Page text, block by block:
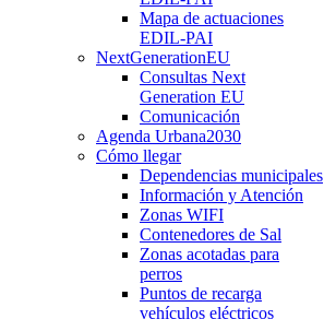
Mapa de actuaciones
EDIL-PAI
NextGenerationEU
Consultas Next
Generation EU
Comunicación
Agenda Urbana2030
Cómo llegar
Dependencias municipales
Información y Atención
Zonas WIFI
Contenedores de Sal
Zonas acotadas para
perros
Puntos de recarga
vehículos eléctricos